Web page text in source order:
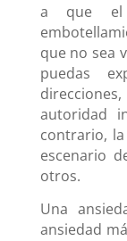
a que el
que no sea
puedas
autoridad
contrario,
escenario
otros.
Una
ansiedad